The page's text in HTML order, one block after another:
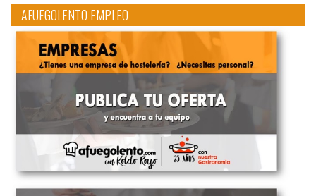
AFUEGOLENTO EMPLEO